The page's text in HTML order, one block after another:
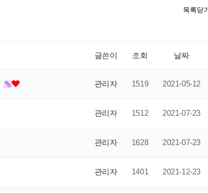
목록닫
글쓴이 조회 날짜
관리자 1519 2021-05-12
관리자 1512 2021-07-23
관리자 1628 2021-07-23
관리자 1401 2021-12-23